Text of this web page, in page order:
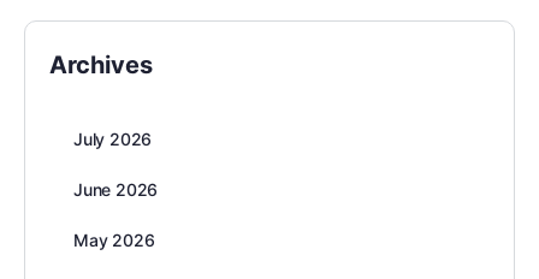
Archives
July 2026
June 2026
May 2026